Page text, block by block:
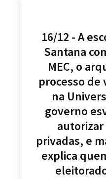
16/12 - A
Santana
MEC, o
processo de
na
governo
privadas, e
explica